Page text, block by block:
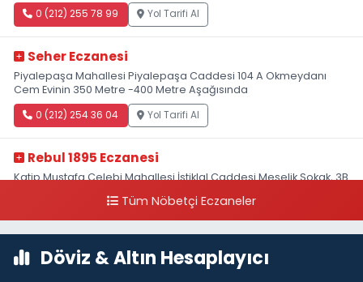
0 (212) 255 78 99 Yol Tarifi Al
Seher Eczanesi
Piyalepaşa Mahallesi Piyalepaşa Caddesi 104 A Okmeydanı
Cem Evinin 350 Metre -400 Metre Aşağısında
0 (212) 254 36 04 Yol Tarifi Al
Rebul 1895 Eczanesi
Katip Mustafa Çelebi Mahallesi İstiklal Caddesi Meşelik Sokak, 3B
Tüm Nöbetçi Eczaneler
Döviz & Altın Hesaplayıcı